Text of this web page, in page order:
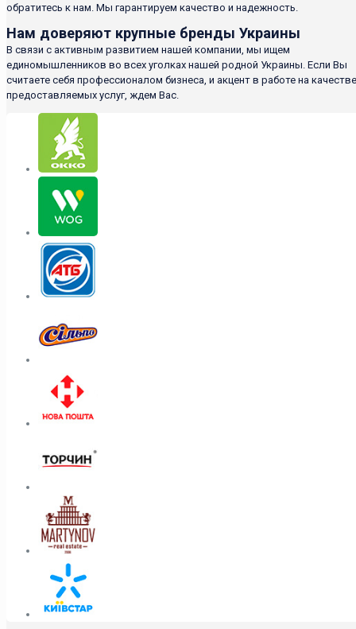
обратитесь к нам. Мы гарантируем качество и надежность.
Нам доверяют крупные бренды Украины
В связи с активным развитием нашей компании, мы ищем
единомышленников во всех уголках нашей родной Украины. Если Вы
считаете себя профессионалом бизнеса, и акцент в работе на качестве
предоставляемых услуг, ждем Вас.